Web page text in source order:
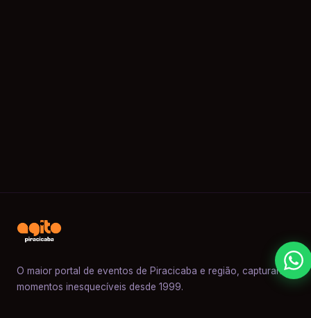
O maior portal de eventos de Piracicaba e região, capturando
momentos inesquecíveis desde 1999.